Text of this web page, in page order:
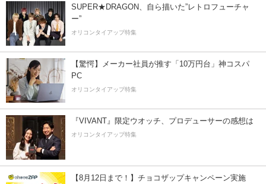
SUPER★DRAGON、自ら描いた”レトロフューチャ
ー”
オリコンタイアップ特集
【驚愕】メーカー社員が推す「10万円台」神コスパ
PC
オリコンタイアップ特集
『VIVANT』限定ウオッチ、プロデューサーの感想は
オリコンタイアップ特集
【8月12日まで！】チョコザップキャンペーン実施